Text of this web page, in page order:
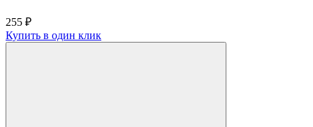
255 ₽
Купить в один клик